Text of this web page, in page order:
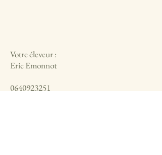
Votre éleveur :
Eric Emonnot
0640923251